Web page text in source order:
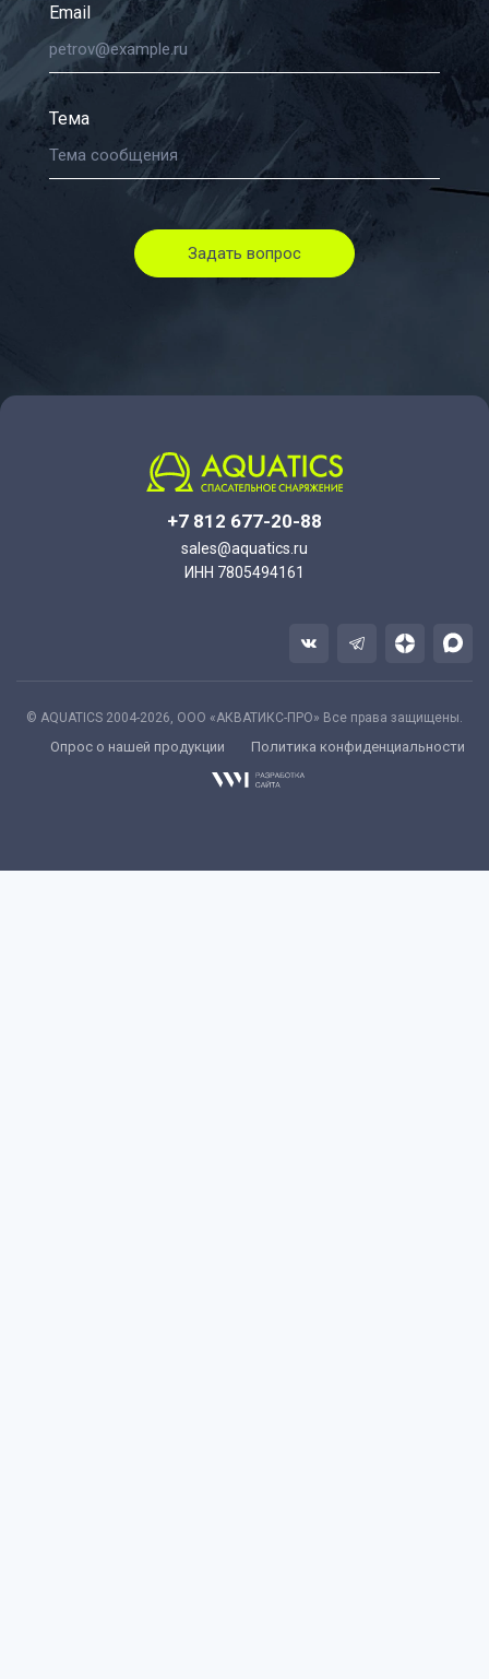
Email
Тема
Задать вопрос
+7 812 677-20-88
sales@aquatics.ru
ИНН 7805494161
© AQUATICS 2004-2026, ООО «АКВАТИКС-ПРО» Все права защищены.
Опрос о нашей продукции Политика конфиденциальности